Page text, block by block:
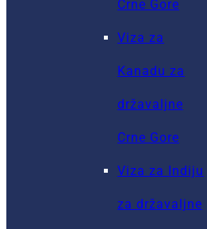
Crne Gore
Viza za
Kanadu za
državaljne
Crne Gore
Viza za Indiju
za državaljne